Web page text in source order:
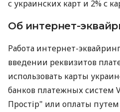
с украинских карт и 2% с
Об интернет-
Работа интернет-
введении реквизитов
использовать карты
банков платежных систем
Простір" или оплаты